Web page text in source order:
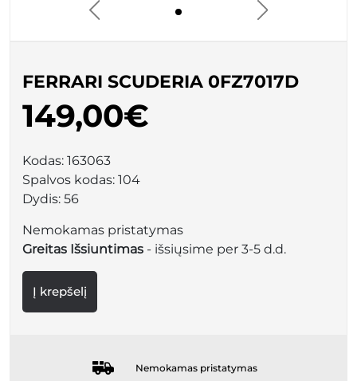
FERRARI SCUDERIA 0FZ7017D
149,00€
Kodas: 163063
Spalvos kodas: 104
Dydis: 56
Nemokamas pristatymas
Greitas Išsiuntimas - išsiųsime per 3-5 d.d.
Į krepšelį
Nemokamas pristatymas